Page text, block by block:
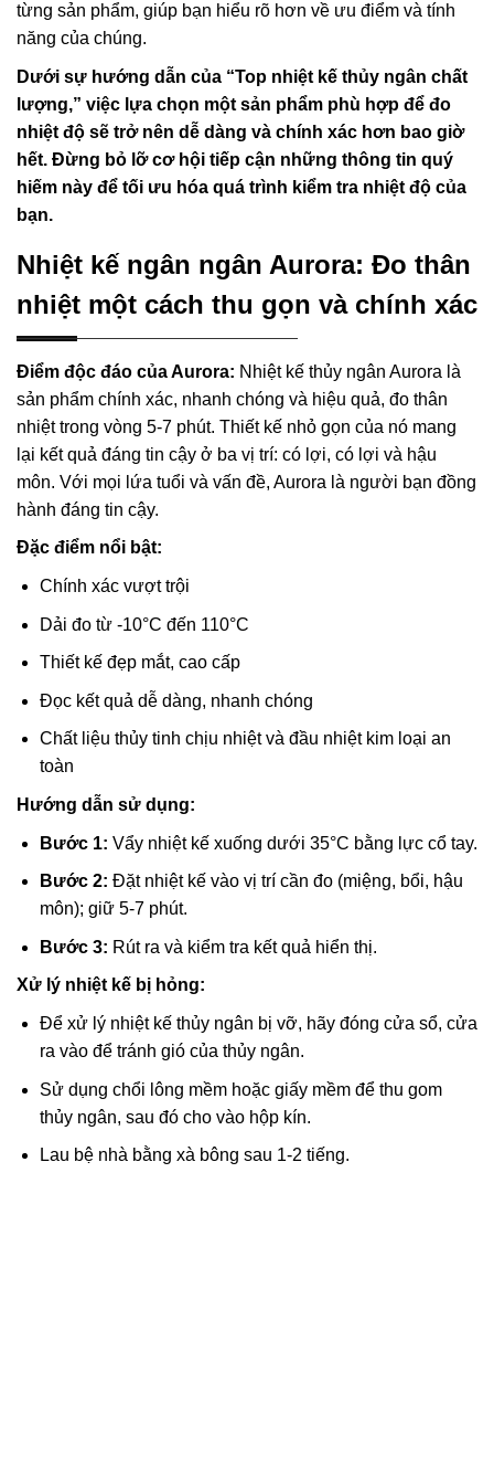
từng sản phẩm, giúp bạn hiểu rõ hơn về ưu điểm và tính
năng của chúng.
Dưới sự hướng dẫn của “Top nhiệt kế thủy ngân chất
lượng,” việc lựa chọn một sản phẩm phù hợp để đo
nhiệt độ sẽ trở nên dễ dàng và chính xác hơn bao giờ
hết. Đừng bỏ lỡ cơ hội tiếp cận những thông tin quý
hiếm này để tối ưu hóa quá trình kiểm tra nhiệt độ của
bạn.
Nhiệt kế ngân ngân Aurora: Đo thân
nhiệt một cách thu gọn và chính xác
Điểm độc đáo của Aurora: Nhiệt kế thủy ngân Aurora là
sản phẩm chính xác, nhanh chóng và hiệu quả, đo thân
nhiệt trong vòng 5-7 phút. Thiết kế nhỏ gọn của nó mang
lại kết quả đáng tin cậy ở ba vị trí: có lợi, có lợi và hậu
môn. Với mọi lứa tuổi và vấn đề, Aurora là người bạn đồng
hành đáng tin cậy.
Đặc điểm nổi bật:
Chính xác vượt trội
Dải đo từ -10°C đến 110°C
Thiết kế đẹp mắt, cao cấp
Đọc kết quả dễ dàng, nhanh chóng
Chất liệu thủy tinh chịu nhiệt và đầu nhiệt kim loại an
toàn
Hướng dẫn sử dụng:
Bước 1: Vẩy nhiệt kế xuống dưới 35°C bằng lực cổ tay.
Bước 2: Đặt nhiệt kế vào vị trí cần đo (miệng, bổi, hậu
môn); giữ 5-7 phút.
Bước 3: Rút ra và kiểm tra kết quả hiển thị.
Xử lý nhiệt kế bị hỏng:
Để xử lý nhiệt kế thủy ngân bị vỡ, hãy đóng cửa sổ, cửa
ra vào để tránh gió của thủy ngân.
Sử dụng chổi lông mềm hoặc giấy mềm để thu gom
thủy ngân, sau đó cho vào hộp kín.
Lau bệ nhà bằng xà bông sau 1-2 tiếng.